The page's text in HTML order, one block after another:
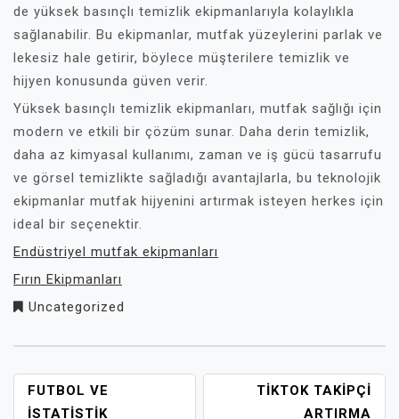
de yüksek basınçlı temizlik ekipmanlarıyla kolaylıkla
sağlanabilir. Bu ekipmanlar, mutfak yüzeylerini parlak ve
lekesiz hale getirir, böylece müşterilere temizlik ve
hijyen konusunda güven verir.
Yüksek basınçlı temizlik ekipmanları, mutfak sağlığı için
modern ve etkili bir çözüm sunar. Daha derin temizlik,
daha az kimyasal kullanımı, zaman ve iş gücü tasarrufu
ve görsel temizlikte sağladığı avantajlarla, bu teknolojik
ekipmanlar mutfak hijyenini artırmak isteyen herkes için
ideal bir seçenektir.
Endüstriyel mutfak ekipmanları
Fırın Ekipmanları
Uncategorized
YAZI
GEZINMESI
FUTBOL VE
İSTATISTIK
TIKTOK TAKIPÇI
ARTIRMA